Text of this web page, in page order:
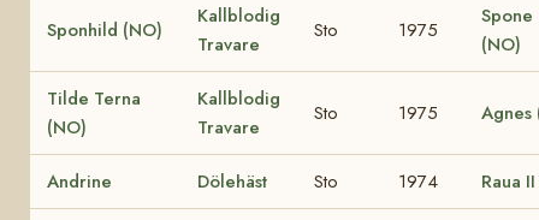
Sponhild (NO)
Kallblodig
Travare
Sto 1975
Spone
(NO)
Tilde Terna
(NO)
Kallblodig
Travare
Sto 1975 Agnes
Andrine Dölehäst Sto 1974 Raua II